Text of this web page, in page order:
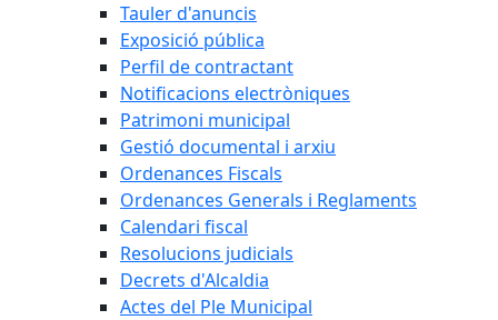
Tauler d'anuncis
Exposició pública
Perfil de contractant
Notificacions electròniques
Patrimoni municipal
Gestió documental i arxiu
Ordenances Fiscals
Ordenances Generals i Reglaments
Calendari fiscal
Resolucions judicials
Decrets d'Alcaldia
Actes del Ple Municipal